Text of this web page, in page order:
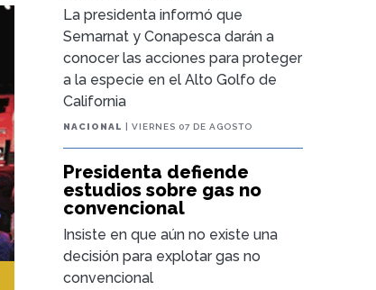
La presidenta informó que
Semarnat y Conapesca darán a
conocer las acciones para proteger
a la especie en el Alto Golfo de
California
NACIONAL | VIERNES 07 DE AGOSTO
Presidenta defiende
estudios sobre gas no
convencional
Insiste en que aún no existe una
decisión para explotar gas no
convencional